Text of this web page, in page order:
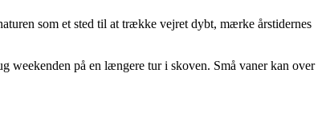
som et sted til at trække vejret dybt, mærke årstidernes
weekenden på en længere tur i skoven. Små vaner kan over